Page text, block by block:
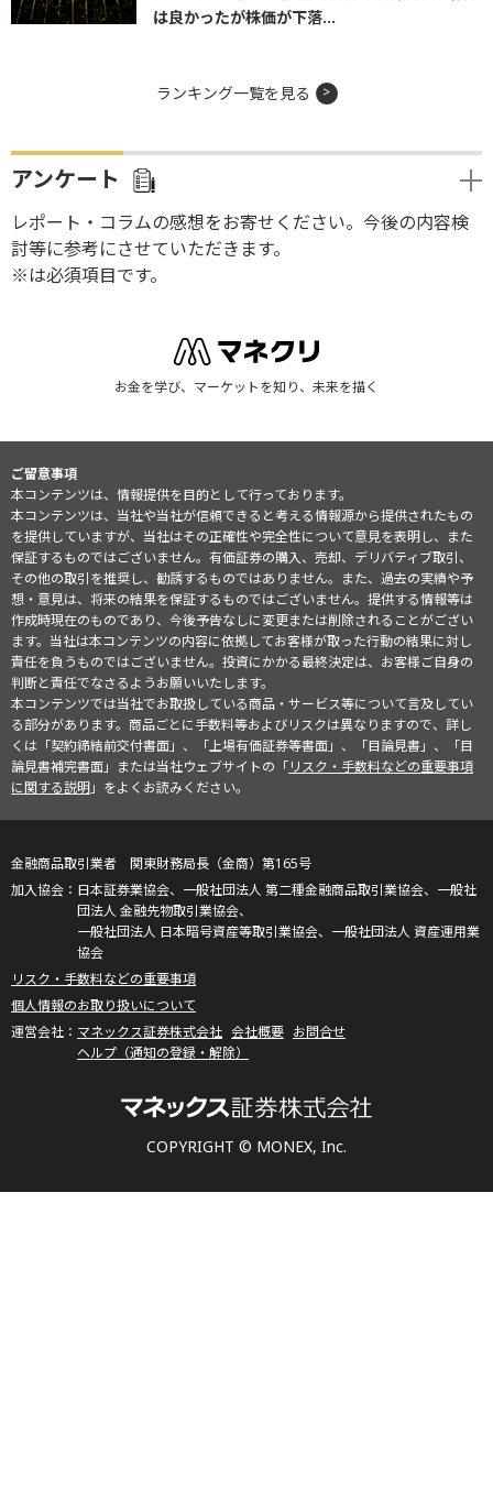
は良かったが株価が下落...
ランキング一覧を見る
アンケート
レポート・コラムの感想をお寄せください。今後の内容検
討等に参考にさせていただきます。
※は必須項目です。
お金を学び、マーケットを知り、未来を描く
ご留意事項
本コンテンツは、情報提供を目的として行っております。
本コンテンツは、当社や当社が信頼できると考える情報源から提供されたもの
を提供していますが、当社はその正確性や完全性について意見を表明し、また
保証するものではございません。有価証券の購入、売却、デリバティブ取引、
その他の取引を推奨し、勧誘するものではありません。また、過去の実績や予
想・意見は、将来の結果を保証するものではございません。提供する情報等は
作成時現在のものであり、今後予告なしに変更または削除されることがござい
ます。当社は本コンテンツの内容に依拠してお客様が取った行動の結果に対し
責任を負うものではございません。投資にかかる最終決定は、お客様ご自身の
判断と責任でなさるようお願いいたします。
本コンテンツでは当社でお取扱している商品・サービス等について言及してい
る部分があります。商品ごとに手数料等およびリスクは異なりますので、詳し
くは「契約締結前交付書面」、「上場有価証券等書面」、「目論見書」、「目
論見書補完書面」または当社ウェブサイトの「リスク・手数料などの重要事項
に関する説明」をよくお読みください。
COPYRIGHT © MONEX, Inc.
金融商品取引業者 関東財務局長（金商）第165号
日本証券業協会、一般社団法人 第二種金融商品取引業協会、一般社
団法人 金融先物取引業協会、
一般社団法人 日本暗号資産等取引業協会、一般社団法人 資産運用業
協会
リスク・手数料などの重要事項
個人情報のお取り扱いについて
マネックス証券株式会社 会社概要 お問合せ
ヘルプ（通知の登録・解除）